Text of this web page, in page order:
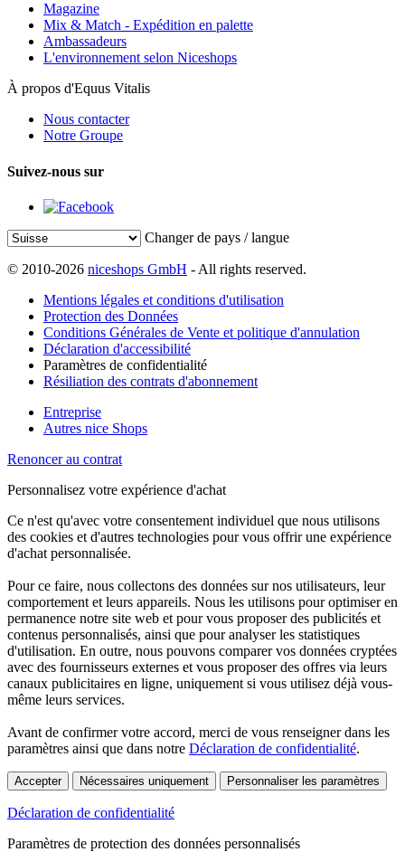
Magazine
Mix & Match - Expédition en palette
Ambassadeurs
L'environnement selon Niceshops
À propos d'Equus Vitalis
Nous contacter
Notre Groupe
Suivez-nous sur
Changer de pays / langue
© 2010-2026 niceshops GmbH - All rights reserved.
Mentions légales et conditions d'utilisation
Protection des Données
Conditions Générales de Vente et politique d'annulation
Déclaration d'accessibilité
Paramètres de confidentialité
Résiliation des contrats d'abonnement
Entreprise
Autres nice Shops
Renoncer au contrat
Personnalisez votre expérience d'achat
Ce n'est qu'avec votre consentement individuel que nous utilisons
des cookies et d'autres technologies pour vous offrir une expérience
d'achat personnalisée.
Pour ce faire, nous collectons des données sur nos utilisateurs, leur
comportement et leurs appareils. Nous les utilisons pour optimiser en
permanence notre site web et pour vous proposer des publicités et
contenus personnalisés, ainsi que pour analyser les statistiques
d'utilisation. En outre, nous pouvons comparer vos données cryptées
avec des fournisseurs externes et vous proposer des offres via leurs
canaux publicitaires en ligne, uniquement si vous utilisez déjà vous-
même leurs services.
Avant de confirmer votre accord, merci de vous renseigner dans les
paramètres ainsi que dans notre Déclaration de confidentialité.
Accepter Nécessaires uniquement Personnaliser les paramètres
Déclaration de confidentialité
Paramètres de protection des données personnalisés